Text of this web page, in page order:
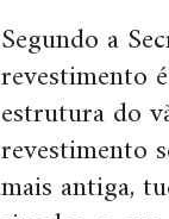
Segundo a
revestimento
estrutura do
revestimento
mais antiga,